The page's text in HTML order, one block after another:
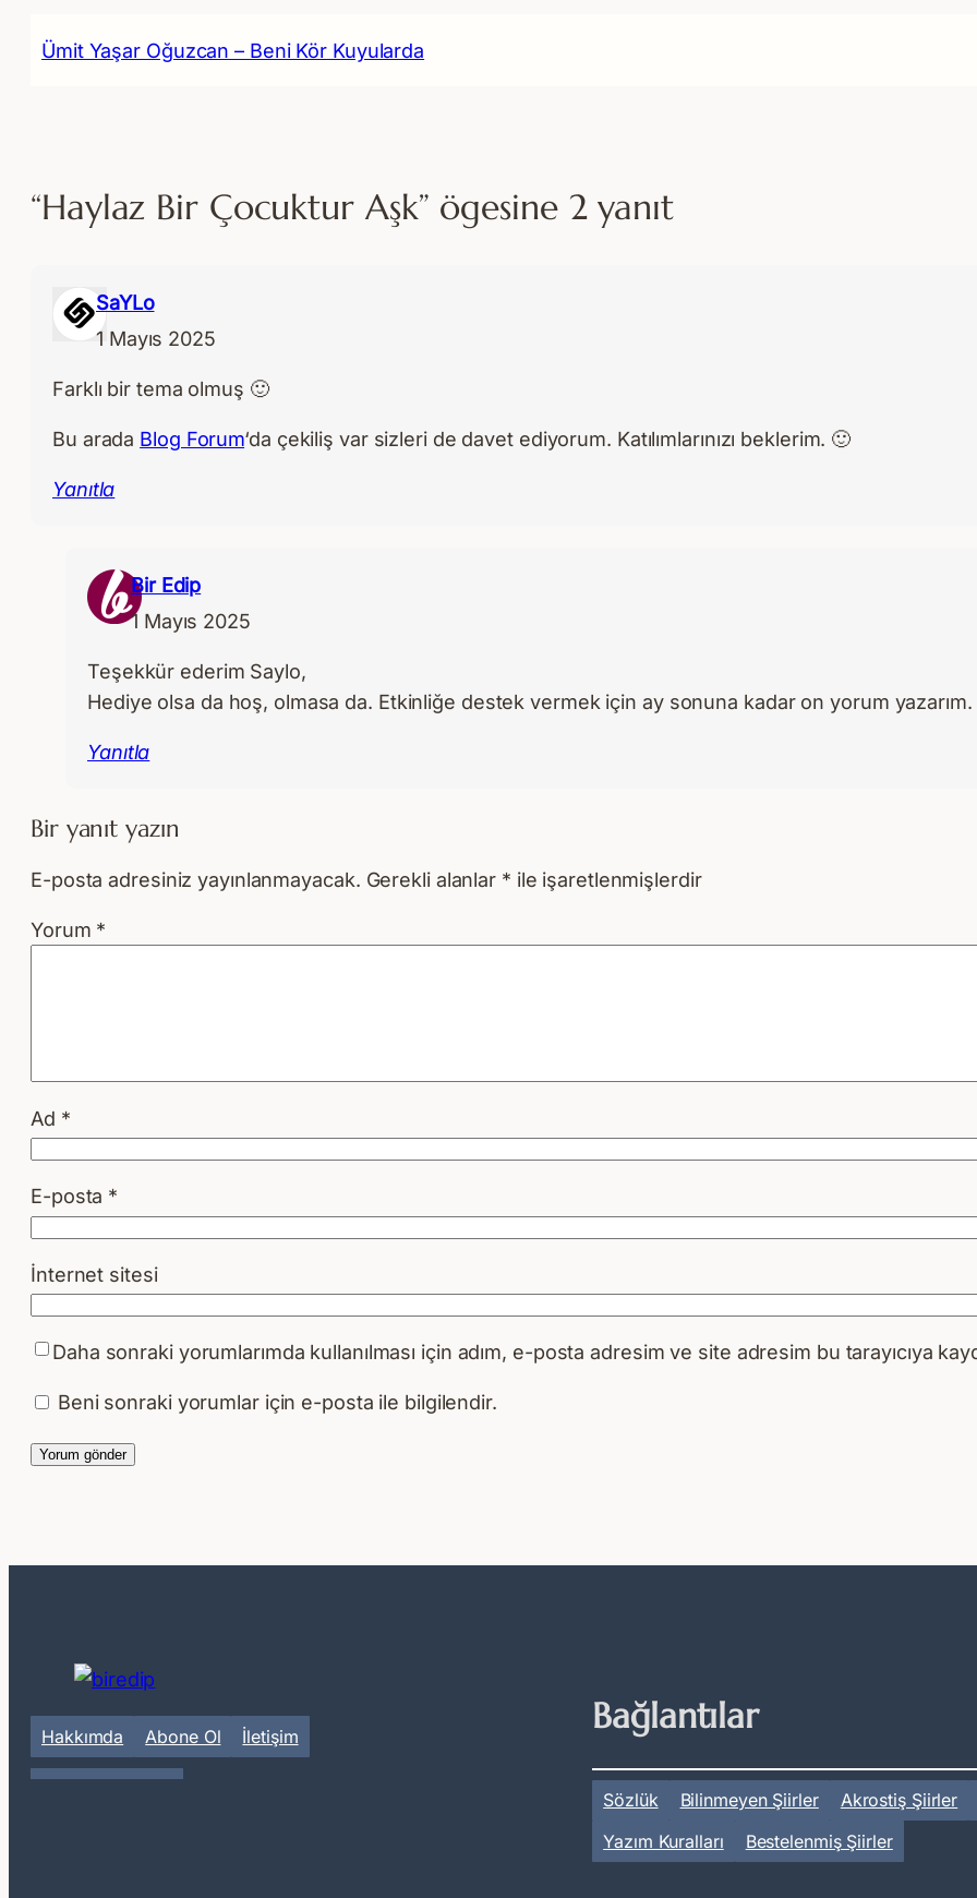
Ümit Yaşar Oğuzcan – Beni Kör Kuyularda
“Haylaz Bir Çocuktur Aşk” ögesine 2 yanıt
SaYLo
1 Mayıs 2025
Farklı bir tema olmuş 🙂
Bu arada Blog Forum‘da çekiliş var sizleri de davet ediyorum. Katılımlarınızı beklerim. 🙂
Yanıtla
Bir Edip
1 Mayıs 2025
Teşekkür ederim Saylo,
Hediye olsa da hoş, olmasa da. Etkinliğe destek vermek için ay sonuna kadar on yorum yazarım.
Yanıtla
Bir yanıt yazın
E-posta adresiniz yayınlanmayacak. Gerekli alanlar * ile işaretlenmişlerdir
Yorum *
Ad *
E-posta *
İnternet sitesi
Daha sonraki yorumlarımda kullanılması için adım, e-posta adresim ve site adresim bu tarayıcıya
Beni sonraki yorumlar için e-posta ile bilgilendir.
Hakkımda Abone Ol İletişim Bağlantılar
Sözlük Bilinmeyen Şiirler
Akrostiş Şiirler
Yazım Kuralları
Bestelenmiş Şiirler